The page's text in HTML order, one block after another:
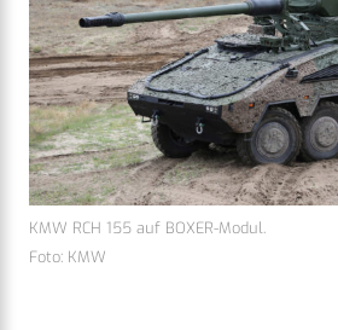
KMW RCH 155 auf BOXER-Modul.
Foto: KMW